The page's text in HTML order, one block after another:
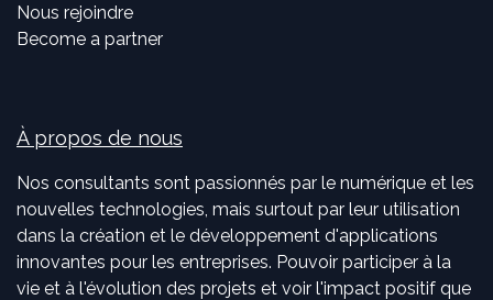
Nous rejoindre
Become a partner
À propos de nous
Nos consultants sont passionnés par le numérique et les
nouvelles technologies, mais surtout par leur utilisation
dans la création et le développement d'applications
innovantes pour les entreprises. Pouvoir participer à la
vie et à l'évolution des projets et voir l'impact positif que